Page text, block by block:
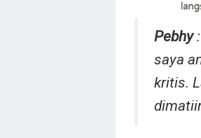
Pebhy:
saya
kritis.